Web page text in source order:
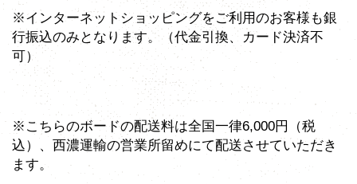
※インターネットショッピングをご利用のお客様も銀
行振込のみとなります。（代金引換、カード決済不
可）
※こちらのボードの配送料は全国一律6,000円（税
込）、西濃運輸の営業所留めにて配送させていただき
ます。